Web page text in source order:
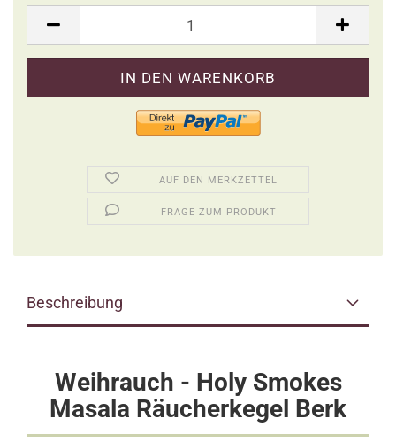
AUF DEN MERKZETTEL
FRAGE ZUM PRODUKT
Beschreibung
Weihrauch - Holy Smokes
Masala Räucherkegel Berk